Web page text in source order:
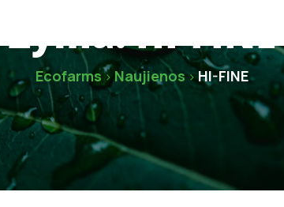
Žyma:HI-FINE
Ecofarms>Naujienos>HI-FINE